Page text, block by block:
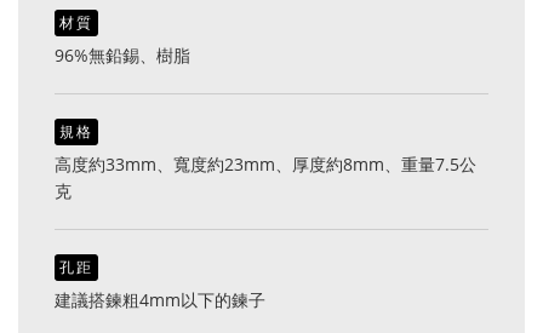
材質
96%無鉛錫、樹脂
規格
高度約33mm、寬度約23mm、厚度約8mm、重量7.5公
克
孔距
建議搭鍊粗4mm以下的鍊子